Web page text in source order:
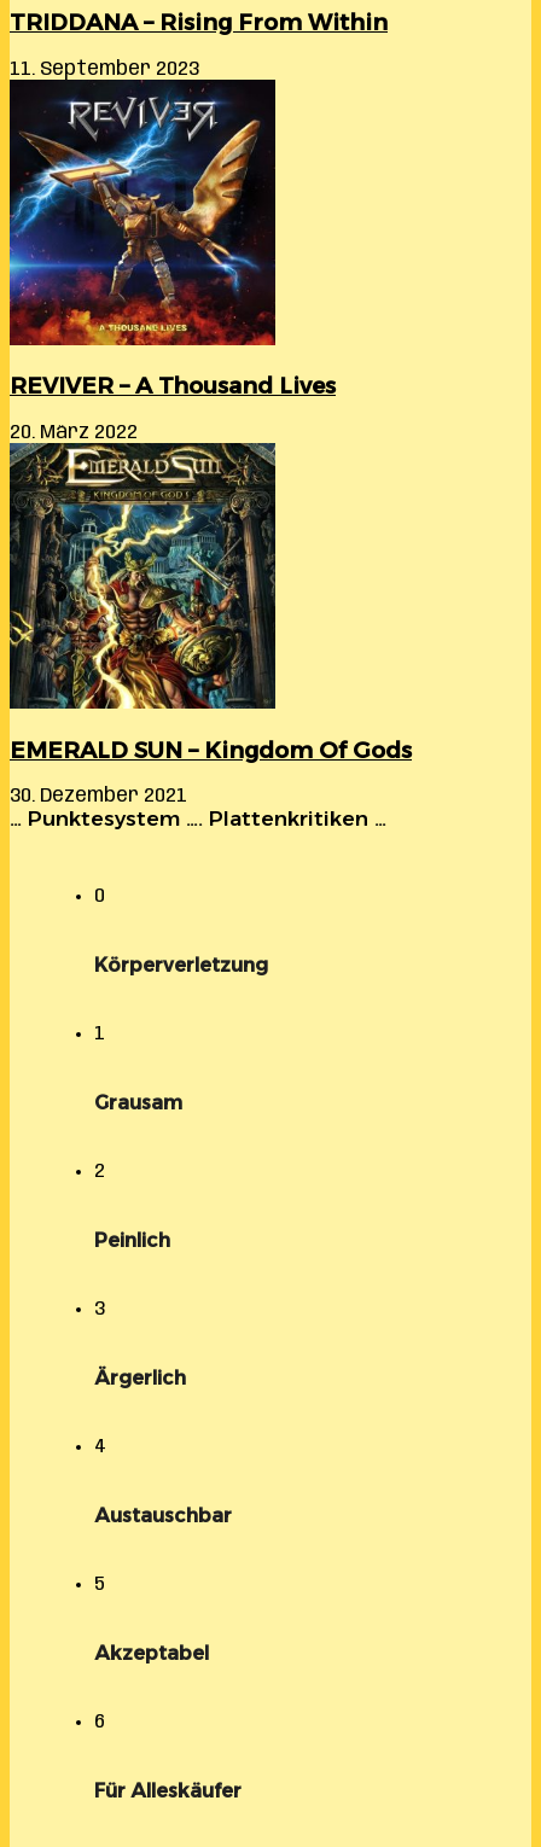
TRIDDANA – Rising From Within
11. September 2023
REVIVER – A Thousand Lives
20. März 2022
EMERALD SUN – Kingdom Of Gods
30. Dezember 2021
… Punktesystem …. Plattenkritiken …
0
Körperverletzung
1
Grausam
2
Peinlich
3
Ärgerlich
4
Austauschbar
5
Akzeptabel
6
Für Alleskäufer